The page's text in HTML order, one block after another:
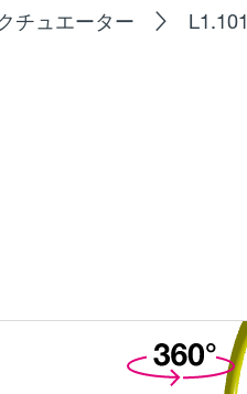
チュエーター L1.101